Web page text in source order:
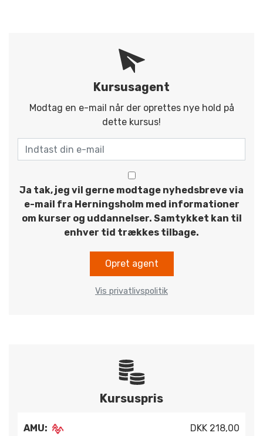
Kursusagent
Modtag en e-mail når der oprettes nye hold på
dette kursus!
Ja tak, jeg vil gerne modtage nyhedsbreve via
e-mail fra Herningsholm med informationer
om kurser og uddannelser. Samtykket kan til
enhver tid trækkes tilbage.
Opret agent
Vis privatlivspolitik
Kursuspris
AMU: DKK 218,00